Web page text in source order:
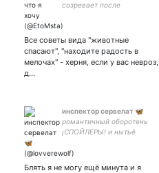
созревает после
Все советы вида "животные
спасают", "находите радость в
мелочах" - херня, если у вас невроз,
д…
инспектор сервелат 🦋
романтичный оборотень
¡СПОЙЛЕРЫ! и нытьё
Блять я не могу ещё минута и я